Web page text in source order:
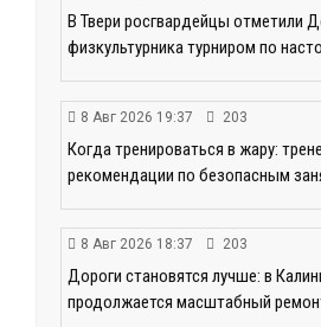
В Твери росгвардейцы отметили
физкультурника турниром по
8 Авг 2026 19:37 203
Когда тренироваться в жару:
рекомендации по безопасным
8 Авг 2026 18:37 203
Дороги становятся лучше: в
продолжается масштабный